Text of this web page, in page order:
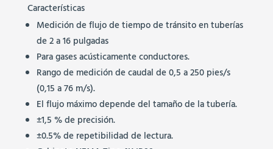
Características
Medición de flujo de tiempo de tránsito en tuberías
de 2 a 16 pulgadas
Para gases acústicamente conductores.
Rango de medición de caudal de 0,5 a 250 pies/s
(0,15 a 76 m/s).
El flujo máximo depende del tamaño de la tubería.
±1,5 % de precisión.
±0.5% de repetibilidad de lectura.